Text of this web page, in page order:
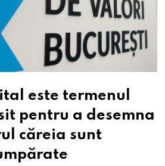
este termenul
pentru a desemna
căreia sunt